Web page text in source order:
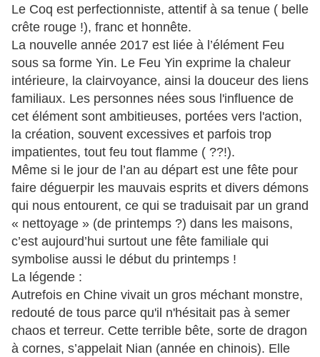
Le Coq est perfectionniste, attentif à sa tenue ( belle
crête rouge !), franc et honnête.
La nouvelle année 2017 est liée à l’élément Feu
sous sa forme Yin. Le Feu Yin exprime la chaleur
intérieure, la clairvoyance, ainsi la douceur des liens
familiaux. Les personnes nées sous l'influence de
cet élément sont ambitieuses, portées vers l'action,
la création, souvent excessives et parfois trop
impatientes, tout feu tout flamme ( ??!).
Même si le jour de l’an au départ est une fête pour
faire déguerpir les mauvais esprits et divers démons
qui nous entourent, ce qui se traduisait par un grand
« nettoyage » (de printemps ?) dans les maisons,
c’est aujourd’hui surtout une fête familiale qui
symbolise aussi le début du printemps !
La légende :
Autrefois en Chine vivait un gros méchant monstre,
redouté de tous parce qu'il n'hésitait pas à semer
chaos et terreur. Cette terrible bête, sorte de dragon
à cornes, s’appelait Nian (année en chinois). Elle